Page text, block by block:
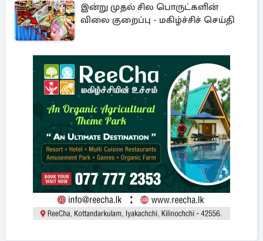
இன்று முதல் சில பொருட்களின்
விலை குறைப்பு - மகிழ்ச்சிச் செய்தி